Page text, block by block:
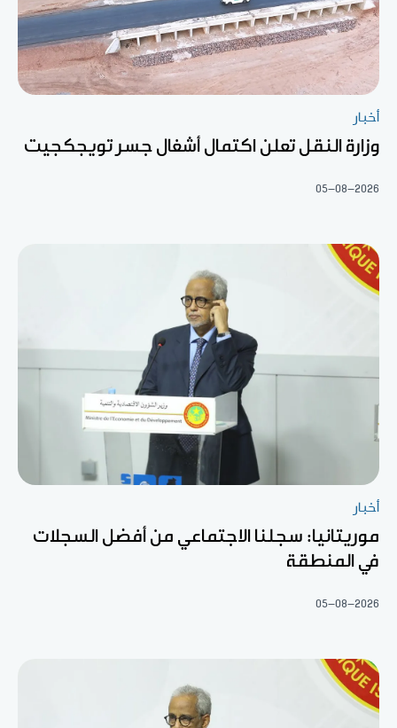
أخبار
وزارة النقل تعلن اكتمال أشغال جسر تويجكجيت
05-08-2026
أخبار
موريتانيا: سجلنا الاجتماعي من أفضل السجلات
في المنطقة
05-08-2026